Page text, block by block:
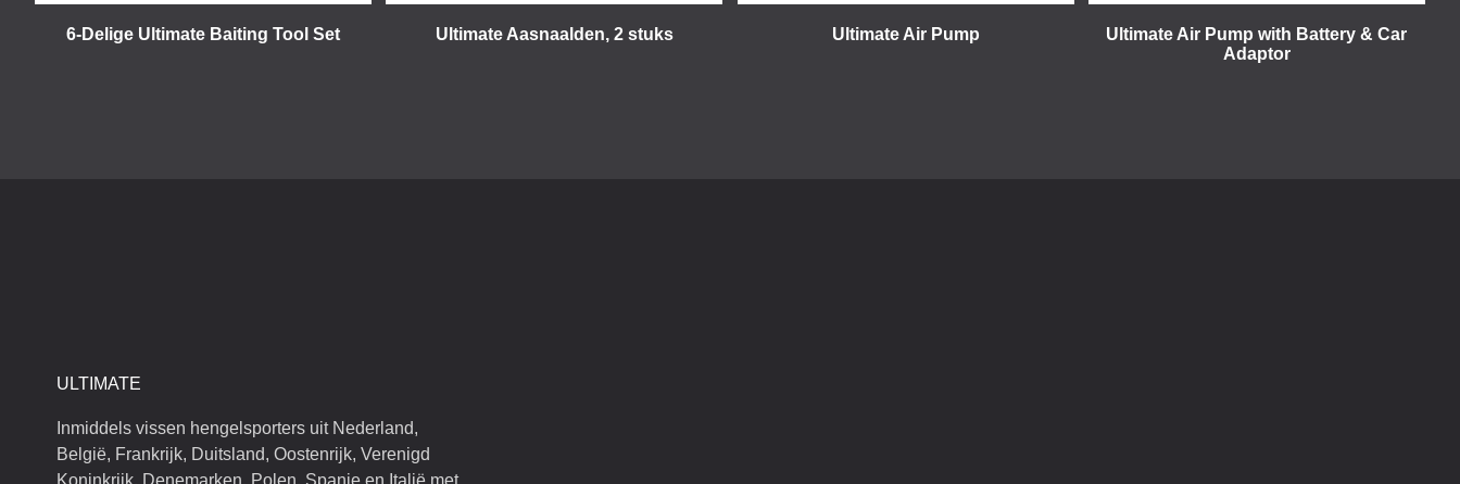
6-Delige Ultimate Baiting Tool Set Ultimate Aasnaalden, 2 stuks Ultimate Air Pump
Ultimate Air Pump with Battery & Car
Adaptor
ULTIMATE
Inmiddels vissen hengelsporters uit Nederland,
België, Frankrijk, Duitsland, Oostenrijk, Verenigd
Koninkrijk, Denemarken, Polen, Spanje en Italië met